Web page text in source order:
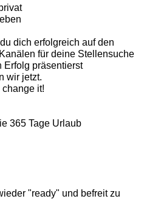
dich erfolgreich auf den
für deine Stellensuche
Erfolg präsentierst
wir jetzt.
change it!
365 Tage Urlaub
"ready" und befreit zu